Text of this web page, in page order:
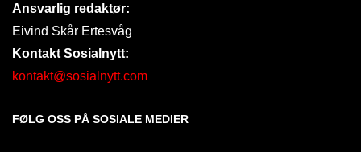
Ansvarlig redaktør:
Eivind Skår Ertesvåg
Kontakt Sosialnytt:
kontakt@sosialnytt.com
FØLG OSS PÅ SOSIALE MEDIER​